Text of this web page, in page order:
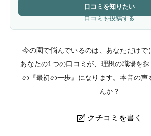
口コミを知りたい
口コミを投稿する
今の園で悩んでいるのは、あなただけで
あなたの1つの口コミが、理想の職場を
の『最初の一歩』になります。本音の声
んか？
 クチコミを書く